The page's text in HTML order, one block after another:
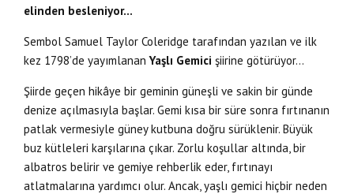
elinden besleniyor…
Sembol Samuel Taylor Coleridge tarafından yazılan ve ilk
kez 1798’de yayımlananYaşlı Gemici şiirine götürüyor…
Şiirde geçen hikâye bir geminin güneşli ve sakin bir günde
denize açılmasıyla başlar. Gemi kısa bir süre sonra fırtınanın
patlak vermesiyle güney kutbuna doğru sürüklenir. Büyük
buz kütleleri karşılarına çıkar. Zorlu koşullar altında, bir
albatros belirir ve gemiye rehberlik eder, fırtınayı
atlatmalarına yardımcı olur. Ancak, yaşlı gemici hiçbir neden